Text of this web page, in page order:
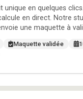
unique en quelques
en direct. Notre
une maquette à
Maquette validée